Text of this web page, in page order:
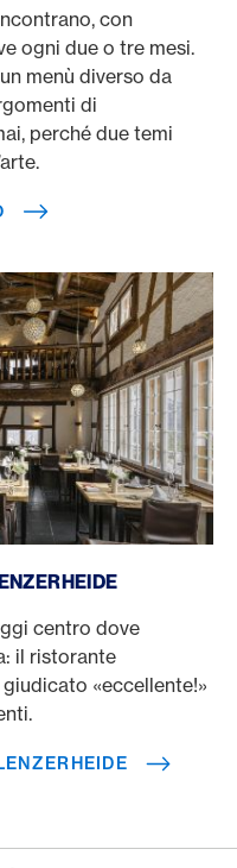
con
ogni due o tre mesi.
menù diverso da
di
perché due temi
centro dove
il ristorante
«eccellente!»